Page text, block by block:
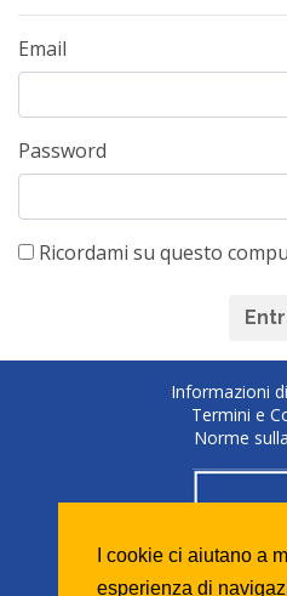
I cookie ci aiutano a
esperienza di
Email
Password
Ricordami su questo
Informazioni
Termini e
Norme